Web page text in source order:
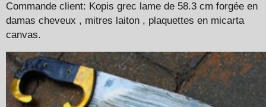
Commande client: Kopis grec lame de 58.3 cm forgée en
damas cheveux , mitres laiton , plaquettes en micarta
canvas.